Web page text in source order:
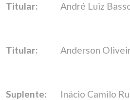
Titular: André Luiz
Titular: Anderson
Suplente: Inácio Camilo